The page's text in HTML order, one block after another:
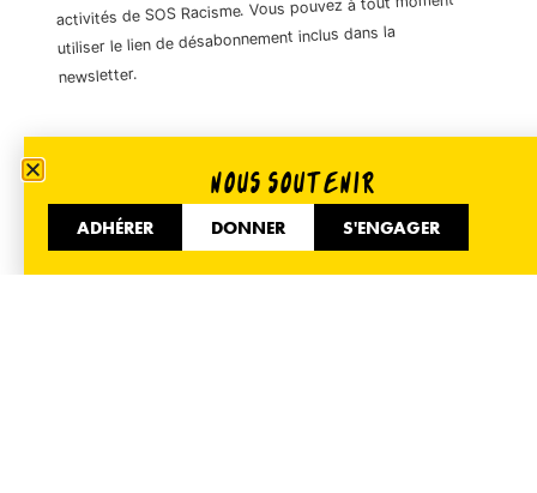
activités de SOS Racisme. Vous pouvez à tout moment
utiliser le lien de désabonnement inclus dans la
newsletter.
01 40 35 36 55
51 Avenue de Flandre 75019 Paris
Informer
NOUS SOUTENIR
ADHÉRER DONNER S'ENGAGER